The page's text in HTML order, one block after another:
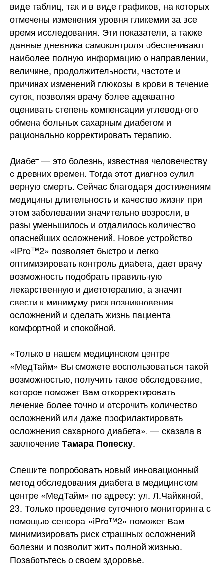
виде таблиц, так и в виде графиков, на которых
отмечены изменения уровня гликемии за все
время исследования. Эти показатели, а также
данные дневника самоконтроля обеспечивают
наиболее полную информацию о направлении,
величине, продолжительности, частоте и
причинах изменений глюкозы в крови в течение
суток, позволяя врачу более адекватно
оценивать степень компенсации углеводного
обмена больных сахарным диабетом и
рационально корректировать терапию.
Диабет — это болезнь, известная человечеству
с древних времен. Тогда этот диагноз сулил
верную смерть. Сейчас благодаря достижениям
медицины длительность и качество жизни при
этом заболевании значительно возросли, в
разы уменьшилось и отдалилось количество
опаснейших осложнений. Новое устройство
«iPro™2» позволяет быстро и легко
оптимизировать контроль диабета, дает врачу
возможность подобрать правильную
лекарственную и диетотерапию, а значит
свести к минимуму риск возникновения
осложнений и сделать жизнь пациента
комфортной и спокойной.
«Только в нашем медицинском центре
«МедТайм» Вы сможете воспользоваться такой
возможностью, получить такое обследование,
которое поможет Вам откорректировать
лечение более точно и отсрочить количество
осложнений или даже профилактировать
осложнения сахарного диабета», — сказала в
заключениеТамара Попеску.
Спешите попробовать новый инновационный
метод обследования диабета в медицинском
центре «МедТайм» по адресу: ул. Л.Чайкиной,
23. Только проведение суточного мониторинга с
помощью сенсора «iPro™2» поможет Вам
минимизировать риск страшных осложнений
болезни и позволит жить полной жизнью.
Позаботьтесь о своем здоровье.